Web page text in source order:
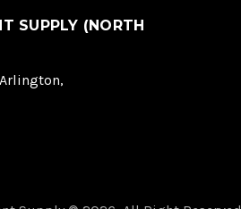
SUPPLY (NORTH